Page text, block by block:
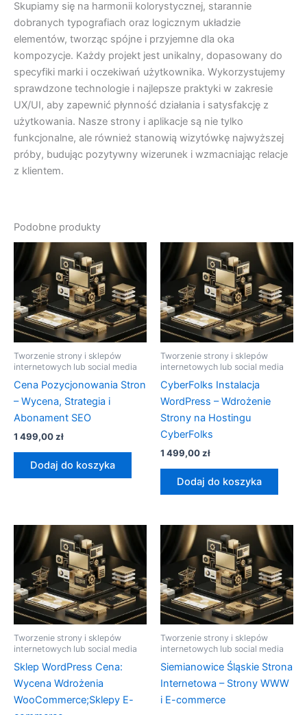
Skupiamy się na harmonii kolorystycznej, starannie
dobranych typografiach oraz logicznym układzie
elementów, tworząc spójne i przyjemne dla oka
kompozycje. Każdy projekt jest unikalny, dopasowany do
specyfiki marki i oczekiwań użytkownika. Wykorzystujemy
sprawdzone technologie i najlepsze praktyki w zakresie
UX/UI, aby zapewnić płynność działania i satysfakcję z
użytkowania. Nasze strony i aplikacje są nie tylko
funkcjonalne, ale również stanowią wizytówkę najwyższej
próby, budując pozytywny wizerunek i wzmacniając relacje
z klientem.
Podobne produkty
Tworzenie strony i sklepów
internetowych lub social media
Cena Pozycjonowania Stron
– Wycena, Strategia i
Abonament SEO
1 499,00zł
Dodaj do koszyka
Tworzenie strony i sklepów
internetowych lub social media
CyberFolks Instalacja
WordPress – Wdrożenie
Strony na Hostingu
CyberFolks
1 499,00zł
Dodaj do koszyka
Tworzenie strony i sklepów
internetowych lub social media
Sklep WordPress Cena:
Wycena Wdrożenia
WooCommerce;Sklepy E-
Tworzenie strony i sklepów
internetowych lub social media
Siemianowice Śląskie Strona
Internetowa – Strony WWW
i E-commerce